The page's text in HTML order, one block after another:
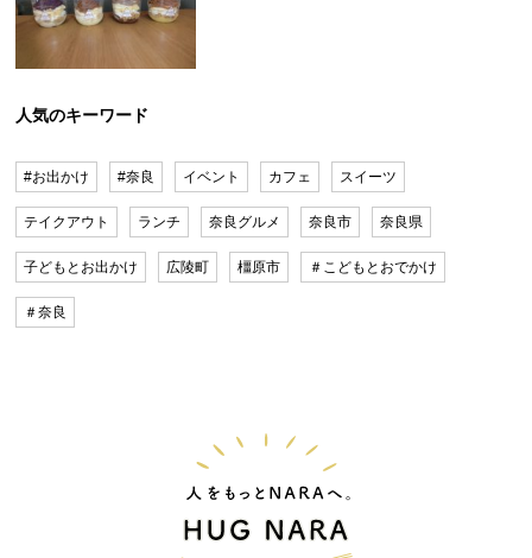
人気のキーワード
#お出かけ #奈良 イベント カフェ スイーツ
テイクアウト ランチ 奈良グルメ 奈良市 奈良県
子どもとお出かけ 広陵町 橿原市 ＃こどもとおでかけ
＃奈良